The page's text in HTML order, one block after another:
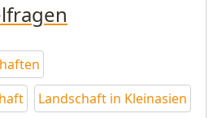
Landschaft in Kleinasien